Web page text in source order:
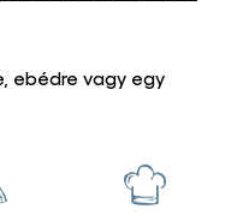
ebédre vagy egy